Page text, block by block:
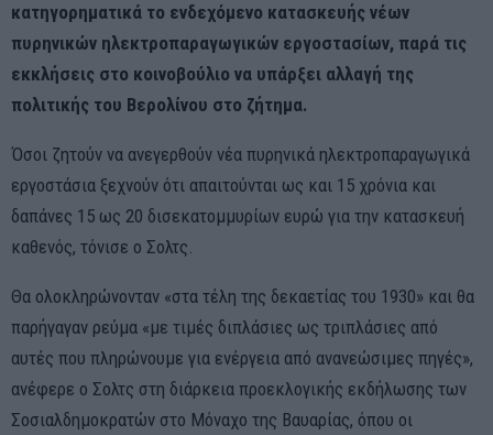
κατηγορηματικά το ενδεχόμενο κατασκευής νέων
πυρηνικών ηλεκτροπαραγωγικών εργοστασίων, παρά τις
εκκλήσεις στο κοινοβούλιο να υπάρξει αλλαγή της
πολιτικής του Βερολίνου στο ζήτημα.
Όσοι ζητούν να ανεγερθούν νέα πυρηνικά ηλεκτροπαραγωγικά
εργοστάσια ξεχνούν ότι απαιτούνται ως και 15 χρόνια και
δαπάνες 15 ως 20 δισεκατομμυρίων ευρώ για την κατασκευή
καθενός, τόνισε ο Σολτς.
Θα ολοκληρώνονταν «στα τέλη της δεκαετίας του 1930» και θα
παρήγαγαν ρεύμα «με τιμές διπλάσιες ως τριπλάσιες από
αυτές που πληρώνουμε για ενέργεια από ανανεώσιμες πηγές»,
ανέφερε ο Σολτς στη διάρκεια προεκλογικής εκδήλωσης των
Σοσιαλδημοκρατών στο Μόναχο της Βαυαρίας, όπου οι